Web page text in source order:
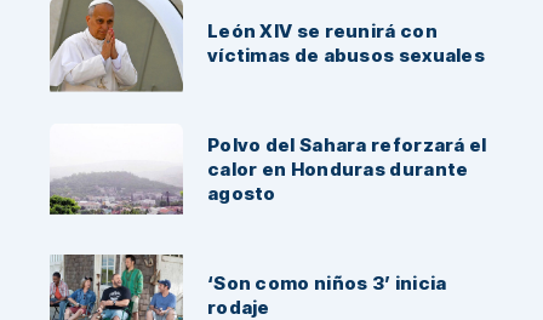
León XIV se reunirá con
víctimas de abusos sexuales
Polvo del Sahara reforzará el
calor en Honduras durante
agosto
‘Son como niños 3’ inicia
rodaje